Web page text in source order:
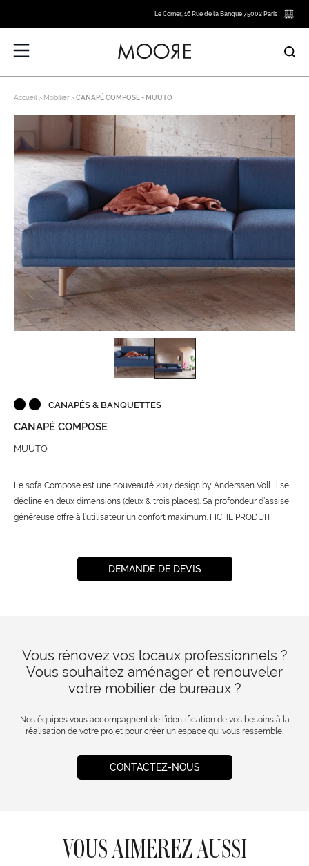
Le Corner, 16 Rue de la Banque 75002 Paris
Accueil Mobilier CANAPÉ COMPOSE - MUUTO
CANAPÉS & BANQUETTES
CANAPÉ COMPOSE
MUUTO
Le sofa Compose est une nouveauté 2017 design by Anderssen Voll. Il se
décline en deux dimensions (deux & trois places). Sa profondeur d’assise
généreuse offre à l’utilisateur un confort maximum. FICHE PRODUIT
DEMANDE DE DEVIS
Vous rénovez vos locaux professionnels ?
Vous souhaitez aménager et renouveler
votre mobilier de bureaux ?
Nos équipes vous accompagnent de l’identification de vos besoins à la
réalisation de votre projet pour créer un espace qui vous ressemble.
CONTACTEZ-NOUS
VOUS AIMEREZ AUSSI